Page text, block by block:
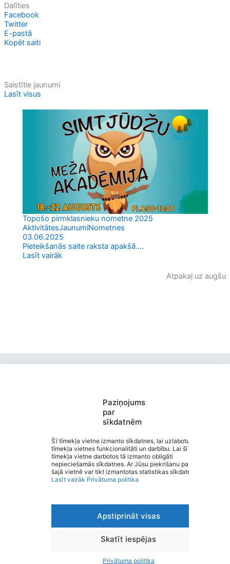
Paziņojums
par
sīkdatnēm
Šī tīmekļa vietne izmanto sīkdatnes, lai uzlabotu
tīmekļa vietnes funkcionalitāti un darbību. Lai šī
tīmekļa vietne darbotos tā izmanto obligāti
nepieciešamās sīkdatnes. Ar Jūsu piekrišanu papildus
šajā vietnē var tikt izmantotas statistikas sīkdatnes.
Lasīt vairāk Privātuma politika
Apstiprināt visas
Skatīt iespējas
Privātuma politika
Dalīties
Facebook
Twitter
E-pastā
Kopēt saiti
Saistītie jaunumi
Lasīt visus
Topošo pirmklasnieku nometne 2025
AktivitātesJaunumiNometnes
03.06.2025
Pieteikšanās saite raksta apakšā....
Lasīt vairāk
Atpakaļ uz augšu
Valmieras Pārgaujas sākumskola
Privātuma politika